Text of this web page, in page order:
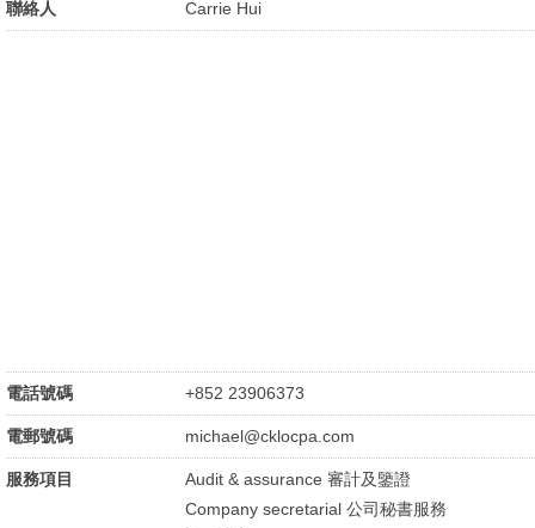
聯絡人
Carrie Hui
電話號碼 +852 23906373
電郵號碼 michael@cklocpa.com
服務項目
Audit & assurance 審計及鑒證
Company secretarial 公司秘書服務